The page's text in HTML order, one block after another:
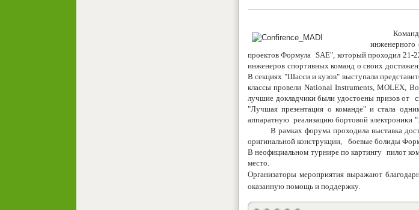
инженерного
проектов Формула
SAE", который проходил 21-
инженеров спортивных команд о своих
В секциях "Шасси и кузов" выступали
классы провели National Instruments, MOLEX,
лучшие докладчики были удостоены призов от
"Лучшая презентация о команде" и стала
аппаратную реализацию бортовой электроники ".
В рамках форума проходила выставка
оригинальной конструкции,
боевые болиды
В неофициальном турнире по картингу пилот
место.
Организаторы мероприятия выражают
оказанную помощь и поддержку.